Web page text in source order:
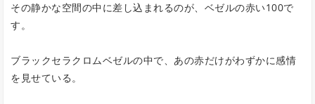
その静かな空間の中に差し込まれるのが、ベゼルの赤い100で
す。
ブラックセラクロムベゼルの中で、あの赤だけがわずかに感情
を見せている。